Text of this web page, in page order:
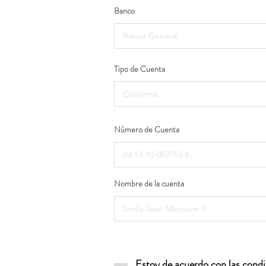
Banco
Tipo de Cuenta
Número de Cuenta
Nombre de la cuenta